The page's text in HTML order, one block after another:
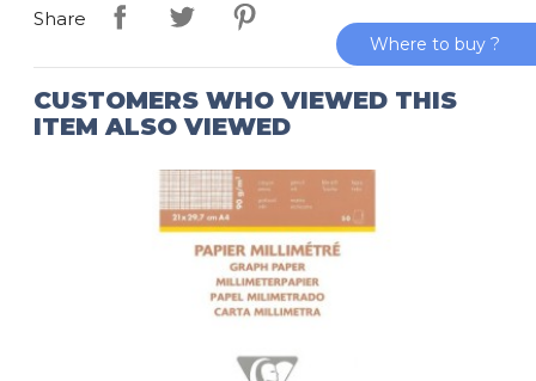
Share
CUSTOMERS WHO VIEWED THIS
ITEM ALSO VIEWED
Where to buy ?